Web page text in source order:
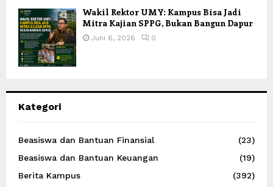
Wakil Rektor UMY: Kampus Bisa Jadi
Mitra Kajian SPPG, Bukan Bangun Dapur
Juni 6, 2026 0
Kategori
Beasiswa dan Bantuan Finansial
(23)
Beasiswa dan Bantuan Keuangan
(19)
Berita Kampus
(392)